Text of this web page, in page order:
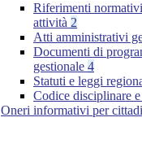
Riferimenti
attività 2
Atti amministrativi
Documenti di
gestionale 4
Statuti e leggi
Codice disciplinare
Oneri informativi per